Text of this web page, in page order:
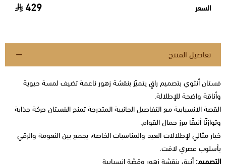
السعر 429
تفاصيل المنتج
فستان أنثوي بتصميم راقٍ يتميّز بنقشة زهور ناعمة تضيف لمسة حيوية
وأناقة واضحة للإطلالة.
القصة الانسيابية مع التفاصيل الجانبية المتدرجة تمنح الفستان حركة جذابة
وتوازنًا أنيقًا يبرز جمال القوام.
خيار مثالي لإطلالات العيد والمناسبات الخاصة، يجمع بين النعومة والرقي
بأسلوب عصري لافت.
التصميم:أنيق بنقشة زهور وقصّة انسيابية